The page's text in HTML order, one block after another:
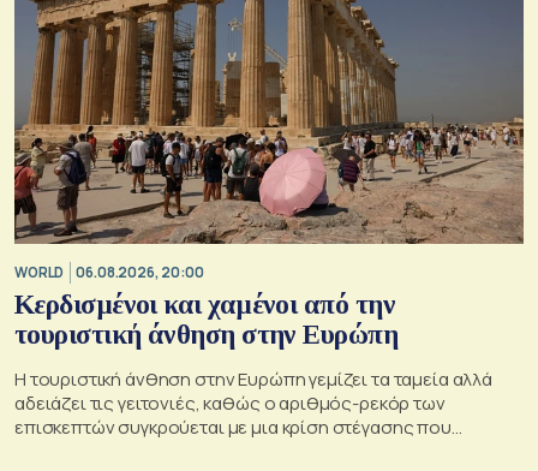
WORLD 06.08.2026, 20:00
Κερδισμένοι και χαμένοι από την
τουριστική άνθηση στην Ευρώπη
Η τουριστική άνθηση στην Ευρώπη γεμίζει τα ταμεία αλλά
αδειάζει τις γειτονιές, καθώς ο αριθμός-ρεκόρ των
επισκεπτών συγκρούεται με μια κρίση στέγασης που